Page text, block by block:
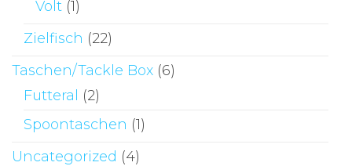
Volt (1)
Zielfisch (22)
Taschen/Tackle Box (6)
Futteral (2)
Spoontaschen (1)
Uncategorized (4)